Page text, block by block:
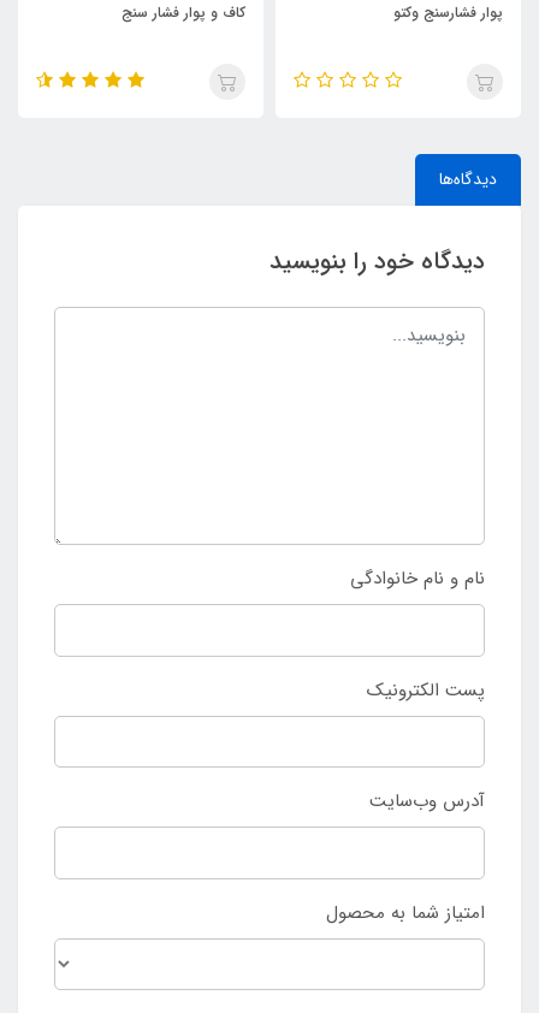
پوار فشارسنج وکتو
کاف و پوار فشار سنج
دیدگاه‌ها
دیدگاه خود را بنویسید
نام و نام خانوادگی
پست الکترونیک
آدرس وب‌سایت
امتیاز شما به محصول